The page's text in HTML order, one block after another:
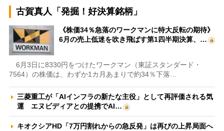
古賀真人「発掘！好決算銘柄」
《株価34％急落のワークマンに特大反転の期待》
6月の売上低迷を吹き飛ばす第1四半期決算、…
6月3日に8330円をつけたワークマン（東証スタンダード・
7564）の株価は、わずか1カ月あまりで約34％下落…
三菱重工が「AIインフラの新たな主役」として再評価される気
運 エヌビディアとの提携でAI…
キオクシアHD「7万円割れからの急反発」は再びの上昇局面へ